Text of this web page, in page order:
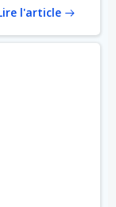
l'article